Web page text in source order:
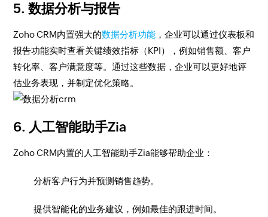
5. 数据分析与报告
Zoho CRM内置强大的数据分析功能 ，企业可以通过仪表板和
报告功能实时查看关键绩效指标（KPI），例如销售额、客户
转化率、客户满意度等。通过这些数据，企业可以更好地评
估业务表现，并制定优化策略。
6. 人工智能助手Zia
Zoho CRM内置的人工智能助手Zia能够帮助企业：
分析客户行为并预测销售趋势。
提供智能化的业务建议，例如最佳的跟进时间。